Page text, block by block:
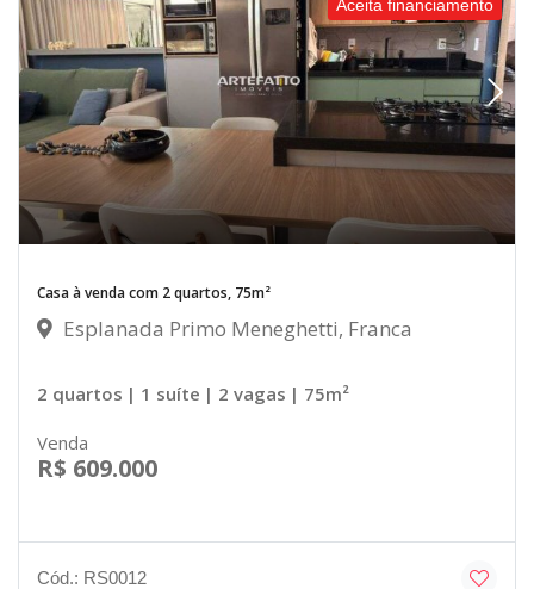
Aceita financiamento
Casa à venda com 2 quartos, 75m²
Esplanada Primo Meneghetti, Franca
2 quartos | 1 suíte | 2 vagas | 75m²
Venda
R$ 609.000
Cód.: RS0012